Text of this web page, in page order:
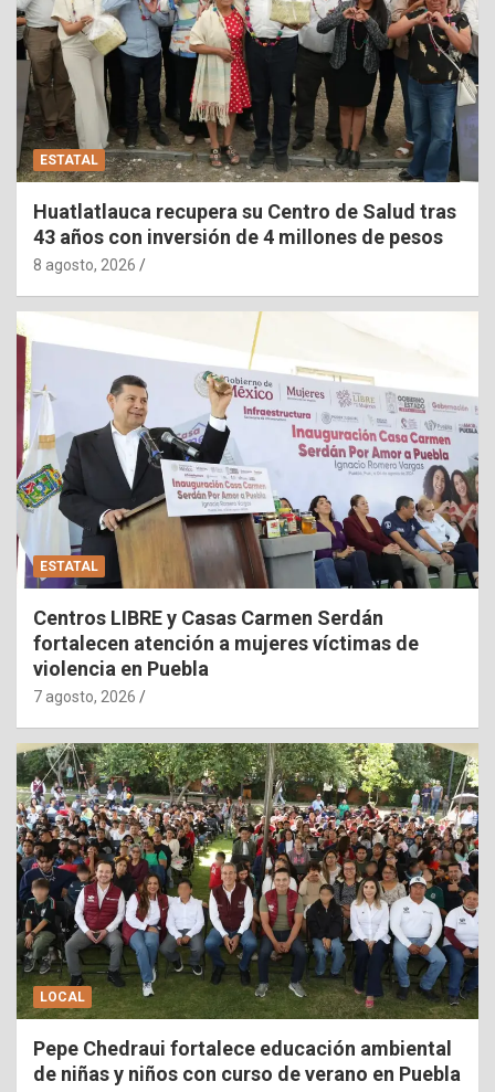
ESTATAL
Huatlatlauca recupera su Centro de Salud tras
43 años con inversión de 4 millones de pesos
8 agosto, 2026
ESTATAL
Centros LIBRE y Casas Carmen Serdán
fortalecen atención a mujeres víctimas de
violencia en Puebla
7 agosto, 2026
LOCAL
Pepe Chedraui fortalece educación ambiental
de niñas y niños con curso de verano en Puebla